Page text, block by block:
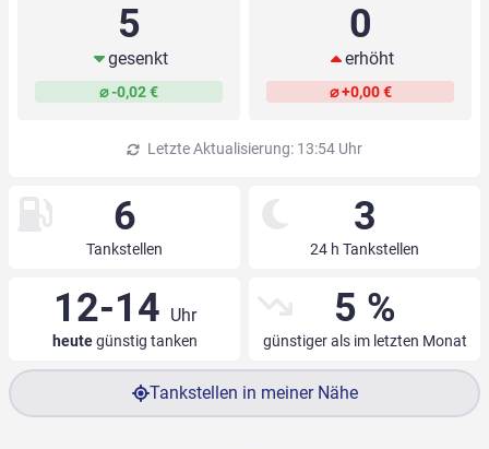
5
gesenkt
⌀ -0,02 €
0
erhöht
⌀ +0,00 €
Letzte Aktualisierung: 13:54 Uhr
6
Tankstellen
3
24 h Tankstellen
12-14 Uhr
heutegünstig tanken
5 %
günstiger als im letzten Monat
Tankstellen in meiner Nähe